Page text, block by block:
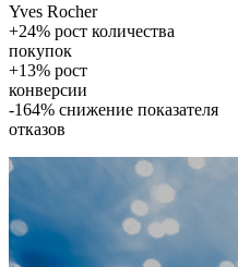
Yves Rocher
+24% рост количества
покупок
+13% рост
конверсии
-164% снижение показателя
отказов